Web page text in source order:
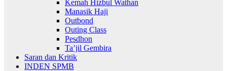
Kemah Hizbul Wathan
Manasik Haji
Outbond
Outing Class
Pesdhon
Ta’jil Gembira
Saran dan Kritik
INDEN SPMB